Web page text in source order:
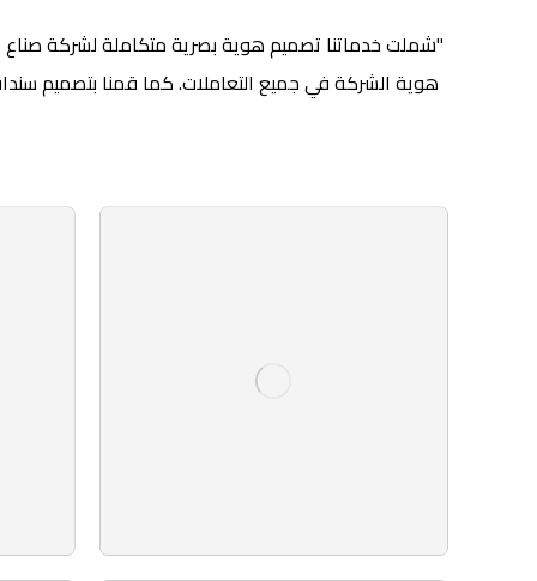
هوية الشركة في جميع التعاملات. كما قمنا بتصميم